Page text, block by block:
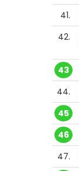
41.
42.
43
44.
45
46
47.